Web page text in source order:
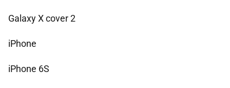
Galaxy X cover 2
iPhone
iPhone 6S